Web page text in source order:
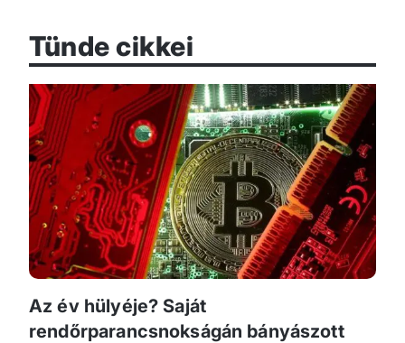
Tünde cikkei
Az év hülyéje? Saját
rendőrparancsnokságán bányászott